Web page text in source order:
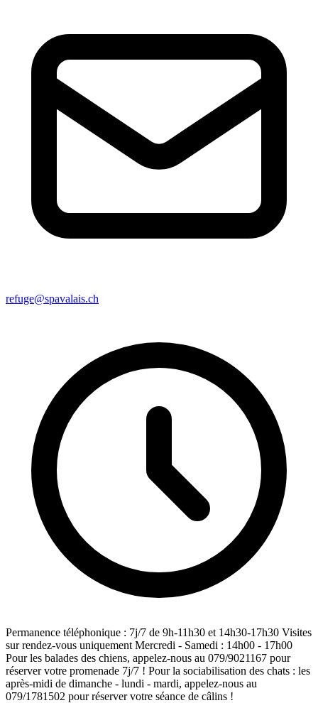
refuge@spavalais.ch
Permanence téléphonique : 7j/7 de 9h-11h30 et 14h30-17h30 Visites
sur rendez-vous uniquement Mercredi - Samedi : 14h00 - 17h00
Pour les balades des chiens, appelez-nous au 079/9021167 pour
réserver votre promenade 7j/7 ! Pour la sociabilisation des chats : les
après-midi de dimanche - lundi - mardi, appelez-nous au
079/1781502 pour réserver votre séance de câlins !